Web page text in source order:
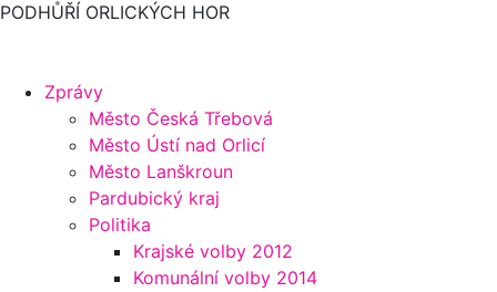
PODHŮŘÍ ORLICKÝCH HOR
Zprávy
Město Česká Třebová
Město Ústí nad Orlicí
Město Lanškroun
Pardubický kraj
Politika
Krajské volby 2012
Komunální volby 2014